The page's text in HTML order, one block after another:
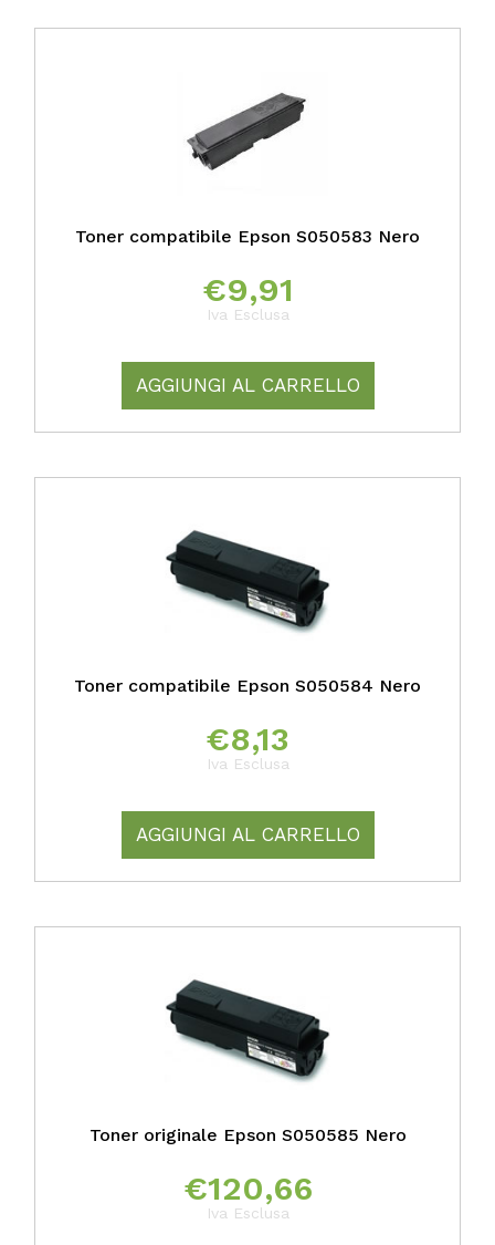
Toner compatibile Epson S050583 Nero
€9,91
Iva Esclusa
AGGIUNGI AL CARRELLO
Toner compatibile Epson S050584 Nero
€8,13
Iva Esclusa
AGGIUNGI AL CARRELLO
Toner originale Epson S050585 Nero
€120,66
Iva Esclusa